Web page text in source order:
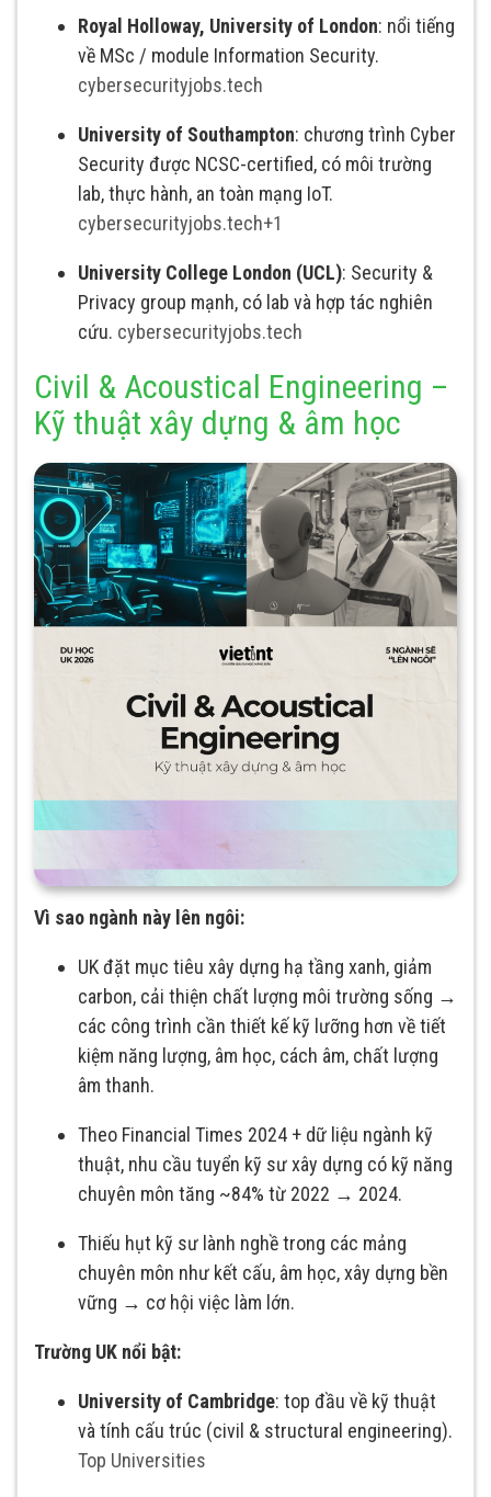
Royal Holloway, University of London: nổi tiếng
về MSc / module Information Security.
cybersecurityjobs.tech
University of Southampton: chương trình Cyber
Security được NCSC-certified, có môi trường
lab, thực hành, an toàn mạng IoT.
cybersecurityjobs.tech+1
University College London (UCL): Security &
Privacy group mạnh, có lab và hợp tác nghiên
cứu. cybersecurityjobs.tech
Civil & Acoustical Engineering –
Kỹ thuật xây dựng & âm học
Vì sao ngành này lên ngôi:
UK đặt mục tiêu xây dựng hạ tầng xanh, giảm
carbon, cải thiện chất lượng môi trường sống →
các công trình cần thiết kế kỹ lưỡng hơn về tiết
kiệm năng lượng, âm học, cách âm, chất lượng
âm thanh.
Theo Financial Times 2024 + dữ liệu ngành kỹ
thuật, nhu cầu tuyển kỹ sư xây dựng có kỹ năng
chuyên môn tăng ~84% từ 2022 → 2024.
Thiếu hụt kỹ sư lành nghề trong các mảng
chuyên môn như kết cấu, âm học, xây dựng bền
vững → cơ hội việc làm lớn.
Trường UK nổi bật:
University of Cambridge: top đầu về kỹ thuật
và tính cấu trúc (civil & structural engineering).
Top Universities